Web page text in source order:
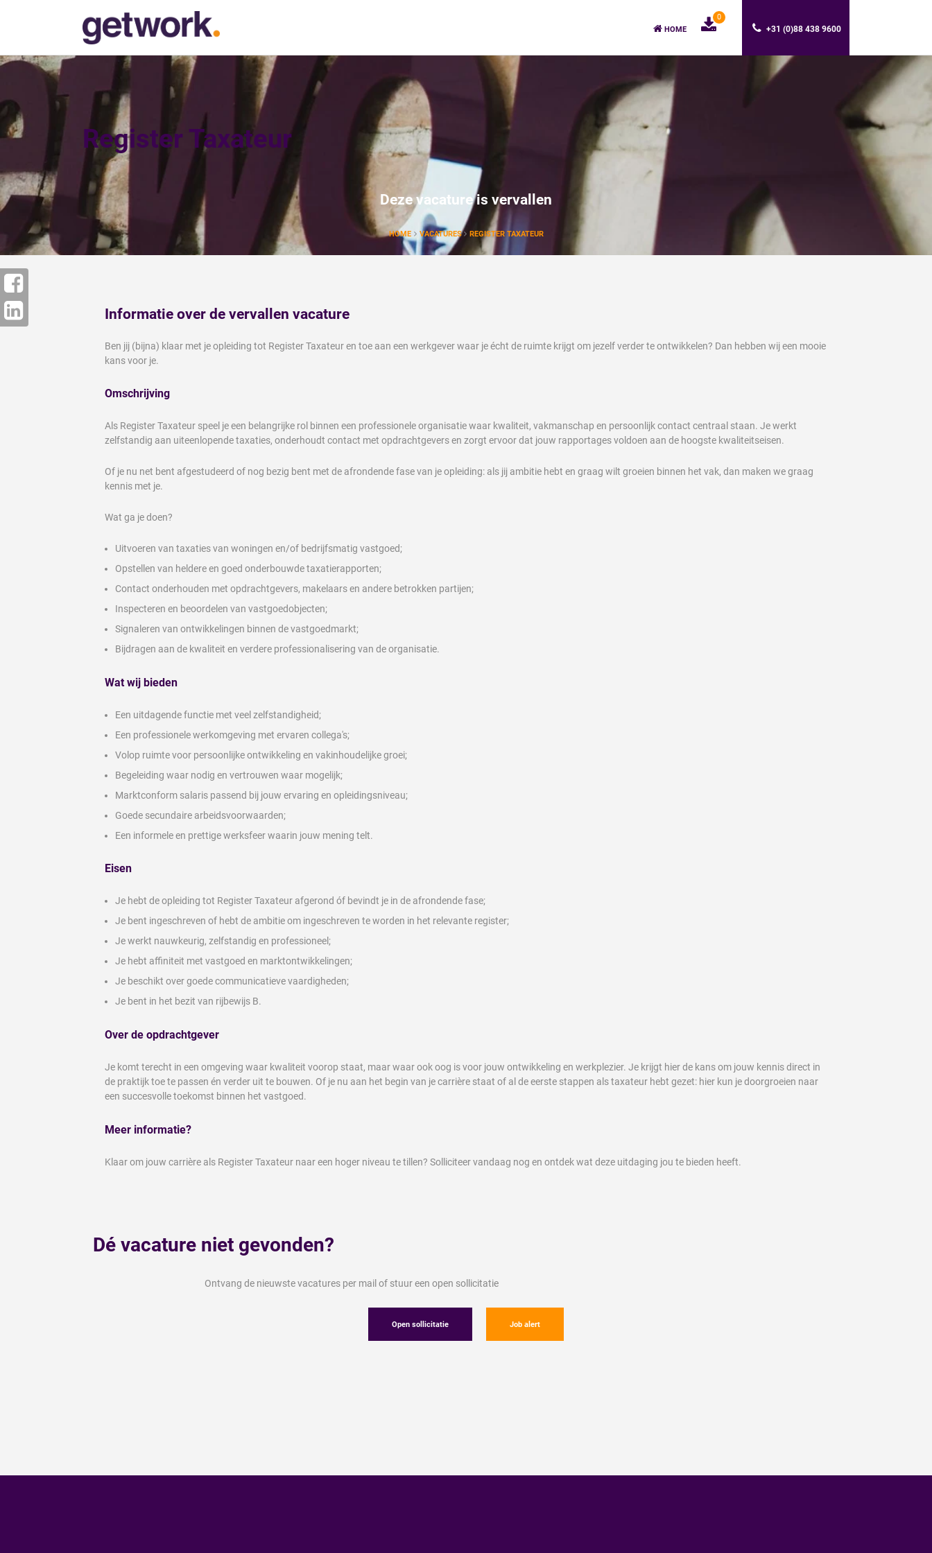
+31 (0)88 438 9600
HOME
0
Register Taxateur
Deze vacature is vervallen
HOME VACATURES REGISTER TAXATEUR
Informatie over de vervallen vacature
Ben jij (bijna) klaar met je opleiding tot Register Taxateur en toe aan een werkgever waar je écht de ruimte krijgt om jezelf verder te ontwikkelen? Dan hebben wij een mooie
kans voor je.
Omschrijving
Als Register Taxateur speel je een belangrijke rol binnen een professionele organisatie waar kwaliteit, vakmanschap en persoonlijk contact centraal staan. Je werkt
zelfstandig aan uiteenlopende taxaties, onderhoudt contact met opdrachtgevers en zorgt ervoor dat jouw rapportages voldoen aan de hoogste kwaliteitseisen.
Of je nu net bent afgestudeerd of nog bezig bent met de afrondende fase van je opleiding: als jij ambitie hebt en graag wilt groeien binnen het vak, dan maken we graag
kennis met je.
Wat ga je doen?
Uitvoeren van taxaties van woningen en/of bedrijfsmatig vastgoed;
Opstellen van heldere en goed onderbouwde taxatierapporten;
Contact onderhouden met opdrachtgevers, makelaars en andere betrokken partijen;
Inspecteren en beoordelen van vastgoedobjecten;
Signaleren van ontwikkelingen binnen de vastgoedmarkt;
Bijdragen aan de kwaliteit en verdere professionalisering van de organisatie.
Wat wij bieden
Een uitdagende functie met veel zelfstandigheid;
Een professionele werkomgeving met ervaren collega's;
Volop ruimte voor persoonlijke ontwikkeling en vakinhoudelijke groei;
Begeleiding waar nodig en vertrouwen waar mogelijk;
Marktconform salaris passend bij jouw ervaring en opleidingsniveau;
Goede secundaire arbeidsvoorwaarden;
Een informele en prettige werksfeer waarin jouw mening telt.
Eisen
Je hebt de opleiding tot Register Taxateur afgerond óf bevindt je in de afrondende fase;
Je bent ingeschreven of hebt de ambitie om ingeschreven te worden in het relevante register;
Je werkt nauwkeurig, zelfstandig en professioneel;
Je hebt affiniteit met vastgoed en marktontwikkelingen;
Je beschikt over goede communicatieve vaardigheden;
Je bent in het bezit van rijbewijs B.
Over de opdrachtgever
Je komt terecht in een omgeving waar kwaliteit voorop staat, maar waar ook oog is voor jouw ontwikkeling en werkplezier. Je krijgt hier de kans om jouw kennis direct in
de praktijk toe te passen én verder uit te bouwen. Of je nu aan het begin van je carrière staat of al de eerste stappen als taxateur hebt gezet: hier kun je doorgroeien naar
een succesvolle toekomst binnen het vastgoed.
Meer informatie?
Klaar om jouw carrière als Register Taxateur naar een hoger niveau te tillen? Solliciteer vandaag nog en ontdek wat deze uitdaging jou te bieden heeft.
Dé vacature niet gevonden?
Ontvang de nieuwste vacatures per mail of stuur een open sollicitatie
Open sollicitatie Job alert